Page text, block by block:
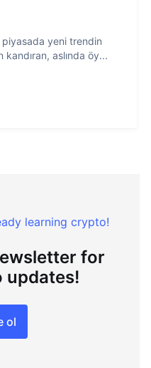
piyasada yeni trendin
kandıran, aslında öy...
learning crypto!
for
updates!
ol